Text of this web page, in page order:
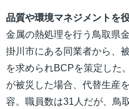
品質や環境マネジメントを
金属の熱処理を行う鳥取県
掛川市にある同業者から、
を求められBCPを策定した
が被災した場合、代替生産
容。職員数は31人だが、鳥